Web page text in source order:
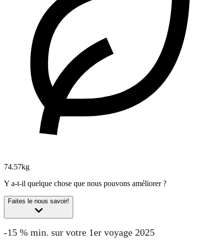
74.57kg
Y a-t-il quelque chose que nous pouvons améliorer ?
Faites le nous savoir!
-15 % min. sur votre 1er voyage 2025